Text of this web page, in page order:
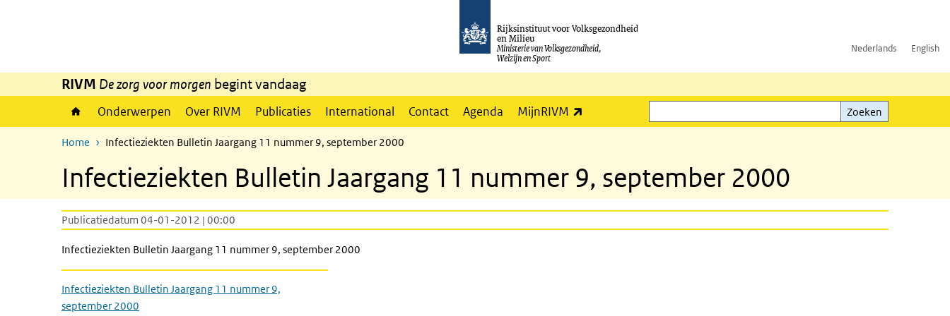
Rijksinstituut voor Volksgezondheid
en Milieu
Ministerie van Volksgezondheid,
Welzijn en Sport
Nederlands English
RIVM De zorg voor morgen begint vandaag
Onderwerpen Over RIVM Publicaties International Contact Agenda MijnRIVM
Zoeken
Zoeken
Home Infectieziekten Bulletin Jaargang 11 nummer 9, september 2000
Infectieziekten Bulletin Jaargang 11 nummer 9, september 2000
Publicatiedatum 04-01-2012 | 00:00
Infectieziekten Bulletin Jaargang 11 nummer 9, september 2000
Infectieziekten Bulletin Jaargang 11 nummer 9,
september 2000